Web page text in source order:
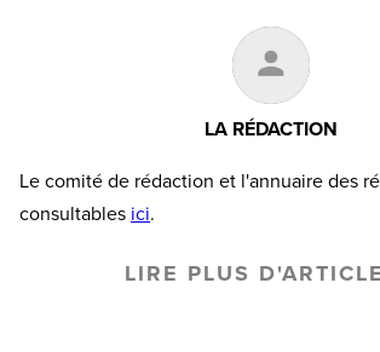
LA RÉDACTION
Le comité de rédaction et l'annuaire des
consultables ici.
LIRE PLUS